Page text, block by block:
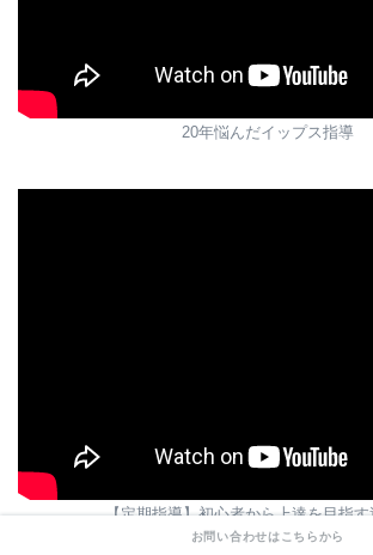
20年悩んだイップス指導
【定期指導】初心者から上達を目指す
お問い合わせはこちらから